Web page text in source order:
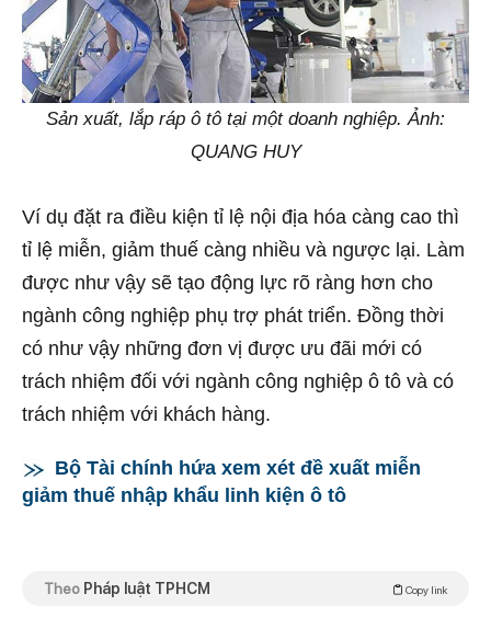
Sản xuất, lắp ráp ô tô tại một doanh nghiệp. Ảnh:
QUANG HUY
Ví dụ đặt ra điều kiện tỉ lệ nội địa hóa càng cao thì
tỉ lệ miễn, giảm thuế càng nhiều và ngược lại. Làm
được như vậy sẽ tạo động lực rõ ràng hơn cho
ngành công nghiệp phụ trợ phát triển. Đồng thời
có như vậy những đơn vị được ưu đãi mới có
trách nhiệm đối với ngành công nghiệp ô tô và có
trách nhiệm với khách hàng.
Bộ Tài chính hứa xem xét đề xuất miễn
giảm thuế nhập khẩu linh kiện ô tô
Theo Pháp luật TPHCM Copy link